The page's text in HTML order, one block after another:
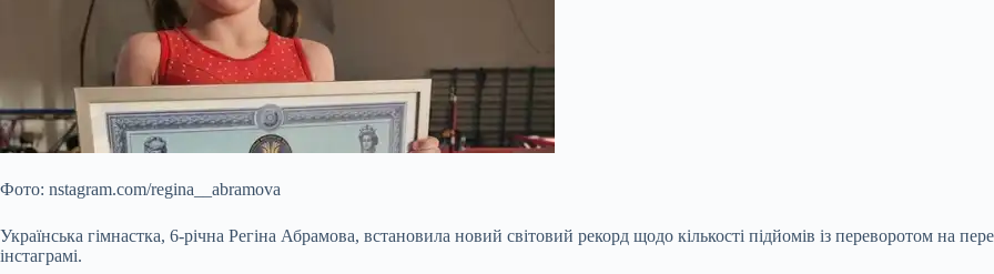
Фото: nstagram.com/regina__abramova
Українська гімнастка, 6-річна Регіна Абрамова, встановила новий світовий рекорд щодо кількості підйомів із переворотом на
інстаграмі.